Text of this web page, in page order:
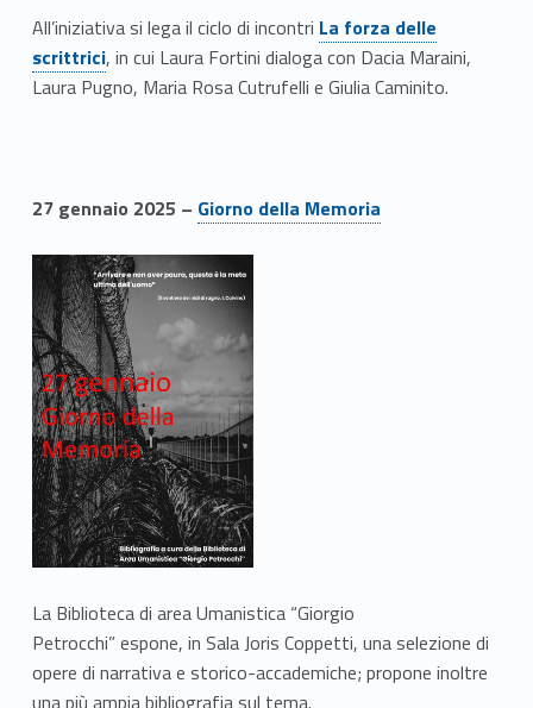
All’iniziativa si lega il ciclo di incontri Link identifier #identifier__107760-4La forza delle
scrittrici, in cui Laura Fortini dialoga con Dacia Maraini,
Laura Pugno, Maria Rosa Cutrufelli e Giulia Caminito.
27 gennaio 2025 – Giorno della Memoria
La Biblioteca di area Umanistica “Giorgio
Petrocchi” espone, in Sala Joris Coppetti, una selezione di
opere di narrativa e storico-accademiche; propone inoltre
una più ampia bibliografia sul tema.